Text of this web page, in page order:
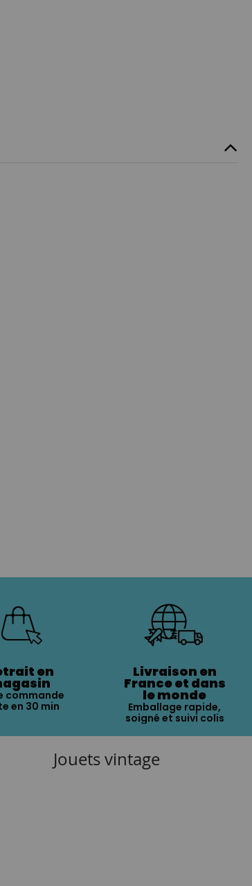
en
commande
en 30 min
Livraison en
France et dans
le monde
Emballage rapide,
soigné et suivi colis
Jouets vintage